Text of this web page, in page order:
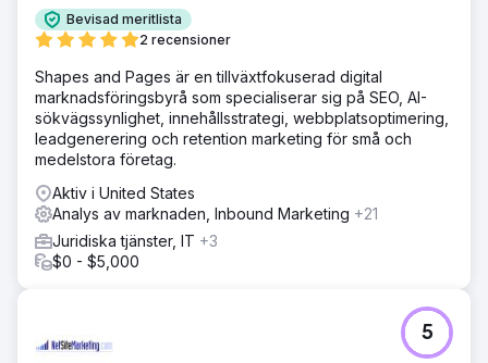
Bevisad meritlista
2 recensioner
Shapes and Pages är en tillväxtfokuserad digital
marknadsföringsbyrå som specialiserar sig på SEO, AI-
sökvägssynlighet, innehållsstrategi, webbplatsoptimering,
leadgenerering och retention marketing för små och
medelstora företag.
Aktiv i United States
Analys av marknaden, Inbound Marketing +21
Juridiska tjänster, IT +3
$0 - $5,000
5